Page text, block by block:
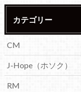
カテゴリー
CM
J-Hope（ホソク）
RM